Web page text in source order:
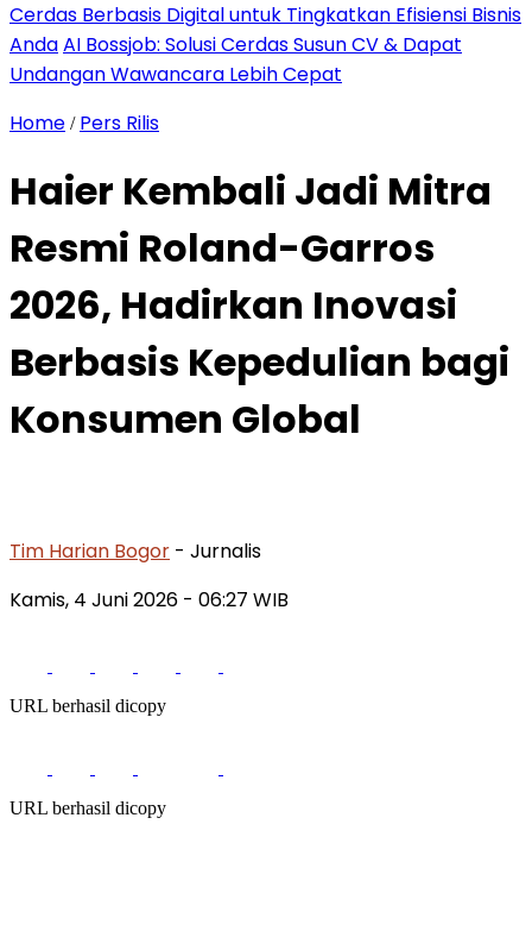
Cerdas Berbasis Digital untuk Tingkatkan Efisiensi Bisnis
AndaAI Bossjob: Solusi Cerdas Susun CV & Dapat
Undangan Wawancara Lebih Cepat
Home / Pers Rilis
Haier Kembali Jadi Mitra
Resmi Roland-Garros
2026, Hadirkan Inovasi
Berbasis Kepedulian bagi
Konsumen Global
Tim Harian Bogor - Jurnalis
Kamis, 4 Juni 2026 - 06:27 WIB
URL berhasil dicopy
URL berhasil dicopy